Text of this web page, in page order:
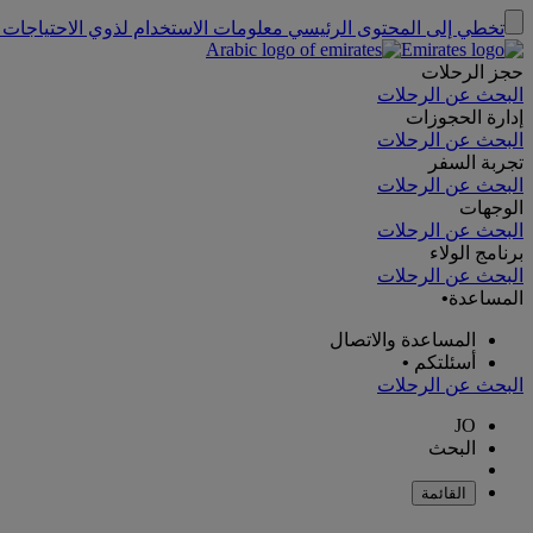
تخطي إلى المحتوى الرئيسي معلومات الاستخدام لذوي
حجز الرحلات
البحث عن الرحلات
إدارة الحجوزات
البحث عن الرحلات
تجربة السفر
البحث عن الرحلات
الوجهات
البحث عن الرحلات
برنامج الولاء
البحث عن الرحلات
المساعدة•
المساعدة والاتصال
أسئلتكم •
البحث عن الرحلات
JO
البحث
القائمة